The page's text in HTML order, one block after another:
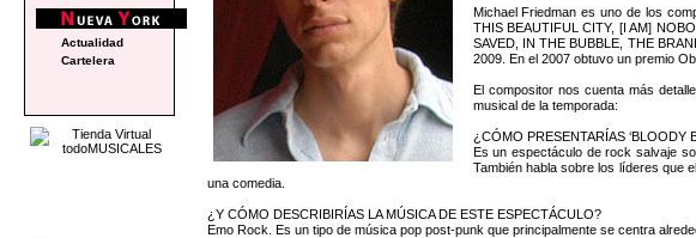
Michael Friedman es uno de los
THIS BEAUTIFUL CITY, [I AM]
SAVED, IN THE BUBBLE, THE
2009. En el 2007 obtuvo un premio
El compositor nos cuenta más
musical de la temporada:
¿CÓMO PRESENTARÍAS ‘BLOODY
Es un espectáculo de rock salvaje
También habla sobre los líderes que
una comedia.
¿Y CÓMO DESCRIBIRÍAS LA MÚSICA DE ESTE ESPECTÁCULO?
Emo Rock. Es un tipo de música pop post-punk que principalmente se centra
Actualidad
Cartelera